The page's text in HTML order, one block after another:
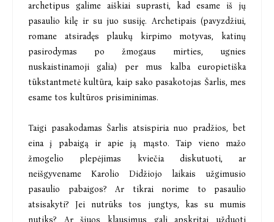
archetipus galime aiškiai suprasti, kad esame iš jų
pasaulio kilę ir su juo susiję. Archetipais (pavyzdžiui,
romane atsiradęs plaukų kirpimo motyvas, katinų
pasirodymas po žmogaus mirties, ugnies
nuskaistinamoji galia) per mus kalba europietiška
tūkstantmetė kultūra, kaip sako pasakotojas Šarlis, mes
esame tos kultūros prisiminimas.
Taigi pasakodamas Šarlis atsispiria nuo pradžios, bet
eina į pabaigą ir apie ją mąsto. Taip vieno mažo
žmogelio plepėjimas kviečia diskutuoti, ar
neišgyvename Karolio Didžiojo laikais užgimusio
pasaulio pabaigos? Ar tikrai norime to pasaulio
atsisakyti? Jei nutrūks tos jungtys, kas su mumis